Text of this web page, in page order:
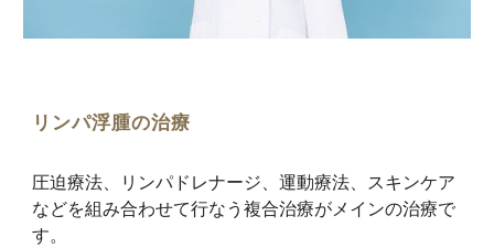
リンパ浮腫の治療
圧迫療法、リンパドレナージ、運動療法、スキンケア
などを組み合わせて行なう複合治療がメインの治療で
す。